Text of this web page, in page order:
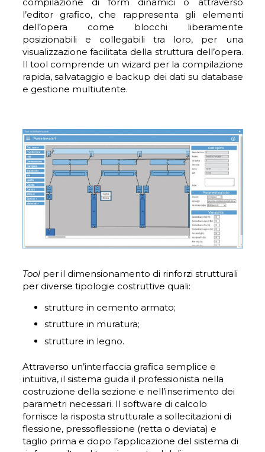
l’editor grafico, che rappresenta gli elementi
dell’opera come blocchi liberamente
posizionabili e collegabili tra loro, per una
visualizzazione facilitata della struttura dell’opera.
Il tool comprende un wizard per la compilazione
rapida, salvataggio e backup dei dati su database
e gestione multiutente.
Toolper il dimensionamento di rinforzi strutturali
per diverse tipologie costruttive quali:
strutture in cemento armato;
strutture in muratura;
strutture in legno.
Attraverso un’interfaccia grafica semplice e
intuitiva, il sistema guida il professionista nella
costruzione della sezione e nell’inserimento dei
parametri necessari. Il software di calcolo
fornisce la risposta strutturale a sollecitazioni di
flessione, pressoflessione (retta o deviata) e
taglio prima e dopo l’applicazione del sistema di